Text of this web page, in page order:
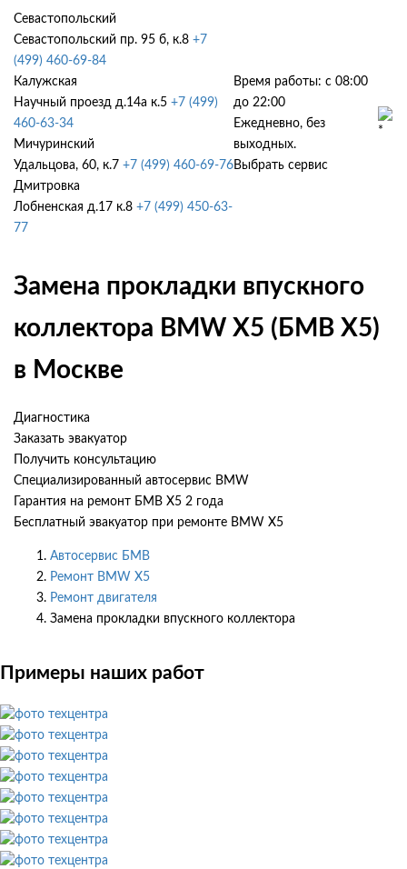
Севастопольский
Севастопольский пр. 95 б, к.8 +7
(499) 460-69-84
Калужская
Научный проезд д.14а к.5 +7 (499)
460-63-34
Мичуринский
Удальцова, 60, к.7 +7 (499) 460-69-76
Дмитровка
Лобненская д.17 к.8 +7 (499) 450-63-
77
Время работы: с 08:00
до 22:00
Ежедневно, без
выходных.
Выбрать сервис
Замена прокладки впускного
коллектора BMW X5 (БМВ Х5)
в Москве
Диагностика
Заказать эвакуатор
Получить консультацию
Специализированный автосервис BMW
Гарантия на ремонт БМВ Х5 2 года
Бесплатный эвакуатор при ремонте BMW X5
Автосервис БМВ
Ремонт BMW X5
Ремонт двигателя
Замена прокладки впускного коллектора
Примеры наших работ